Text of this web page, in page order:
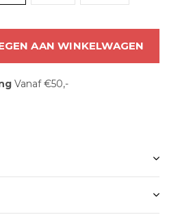
AAN WINKELWAGEN
Vanaf €50,-